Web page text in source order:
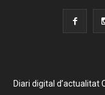
Diari digital d’actualitat